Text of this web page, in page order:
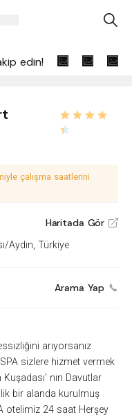
A
edin!
çalışma saatlerini
Haritada Gör V
Aydın, Türkiye
Arama Yap
arıyorsanız
sizlere hizmet vermek
nın Davutlar
bir alanda kurulmuş
otelimiz 24 saat Herşey